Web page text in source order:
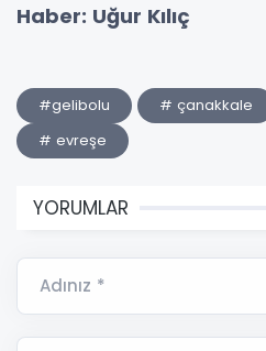
Haber: Uğur Kılıç
#gelibolu # çanakkale
# evreşe
YORUMLAR
Adınız *